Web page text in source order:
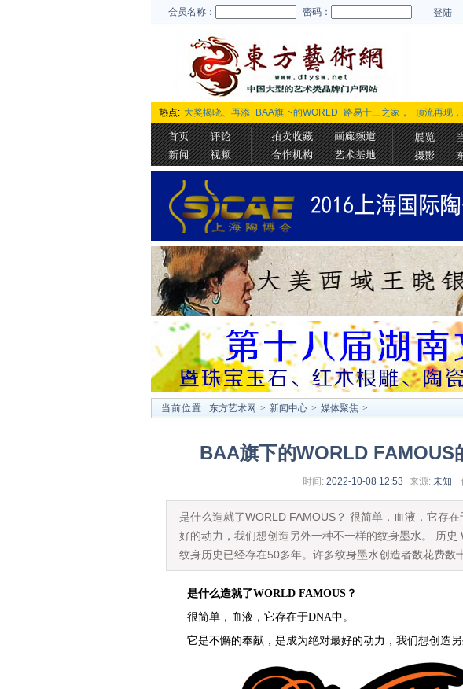
会员名称： 密码： 登陆
热点: 大奖揭晓、再添 BAA旗下的WORLD 路易十三之家， 顶流再现
当前位置: 东方艺术网 > 新闻中心 > 媒体聚焦 >
BAA旗下的WORLD FAMOUS
时间: 2022-10-08 12:53 来源: 未知
是什么造就了WORLD FAMOUS？ 很简单，血液，它存
好的动力，我们想创造另外一种不一样的纹身墨水。 历
纹身历史已经存在50多年。许多纹身墨水创造者数花费数
是什么造就了WORLD FAMOUS？
很简单，血液，它存在于DNA中。
它是不懈的奉献，是成为绝对最好的动力，我们想创造